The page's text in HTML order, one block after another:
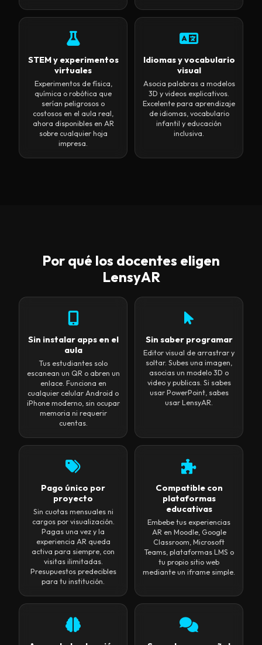
STEM y experimentos
virtuales
Experimentos de física,
química o robótica que
serían peligrosos o
costosos en el aula real,
ahora disponibles en AR
sobre cualquier hoja
impresa.
Idiomas y vocabulario
visual
Asocia palabras a modelos
3D y videos explicativos.
Excelente para aprendizaje
de idiomas, vocabulario
infantil y educación
inclusiva.
Por qué los docentes eligen
LensyAR
Sin instalar apps en el
aula
Tus estudiantes solo
escanean un QR o abren un
enlace. Funciona en
cualquier celular Android o
iPhone moderno, sin ocupar
memoria ni requerir
cuentas.
Sin saber programar
Editor visual de arrastrar y
soltar. Subes una imagen,
asocias un modelo 3D o
video y publicas. Si sabes
usar PowerPoint, sabes
usar LensyAR.
Pago único por
proyecto
Sin cuotas mensuales ni
cargos por visualización.
Pagas una vez y la
experiencia AR queda
activa para siempre, con
visitas ilimitadas.
Presupuestos predecibles
para tu institución.
Compatible con
plataformas
educativas
Embebe tus experiencias
AR en Moodle, Google
Classroom, Microsoft
Teams, plataformas LMS o
tu propio sitio web
mediante un iframe simple.